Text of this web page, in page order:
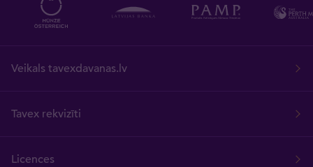
Veikals tavexdavanas.lv
Tavex rekvizīti
Licences